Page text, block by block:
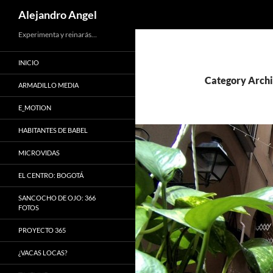
to
content
Alejandro Angel
Category
Experimenta y reinarás…
INICIO
ARMADILLO MEDIA
E_MOTION
HABITANTES DE BABEL
MICROVIDAS
EL CENTRO: BOGOTÁ
SANCOCHO DE OJO: 366
FOTOS
PROYECTO 365
¿VACAS LOCAS?